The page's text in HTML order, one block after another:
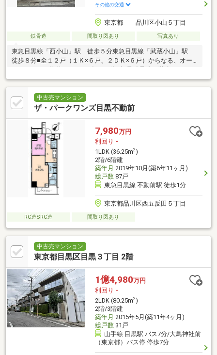
その他の交通
東京都 品川区小山５丁目
鉄骨造 間取り図あり 写真あり
東急目黒線「西小山」駅 徒歩５分東急目黒線「武蔵小山」駅
徒歩８分■全１２戸（１Ｋ×６戸、２ＤＫ×６戸）からなる、オー
中古売マンション
ザ・パークワンズ目黒不動前
7,980万円
利回り -
1LDK (36.25m2)
2階/6階建
築年月 2019年10月(築6年11ヶ月)
総戸数87戸
東急目黒線 不動前駅 徒歩1分
東京都品川区西五反田５丁目
RC造SRC造 間取り図あり
中古売マンション
東京都目黒区目黒３丁目 2階
1億4,980万円
利回り -
2LDK (80.25m2)
2階/3階建
築年月 2015年5月(築11年4ヶ月)
総戸数31戸
山手線 目黒駅 バス7分/大鳥神社前
（東京都）バス停 停歩7分